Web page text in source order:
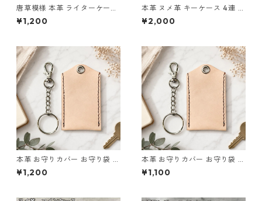
唐草模様 本革 ライターケース
グリーン L197 革小物 ハンド
メイド
¥1,200
本革 ヌメ革 キーケース 4連 ナ
チュラル 生成り l101 レザー
ハンドメイド
¥2,000
本革 お守りカバー お守り袋 日
本製 生成り ナチュラル サイズ
L l103 レザー お守りケース ハ
¥1,200
本革 お守りカバー お守り袋 日
本製 生成り ナチュラル サイズ
M l105 レザー お守りケース
¥1,100